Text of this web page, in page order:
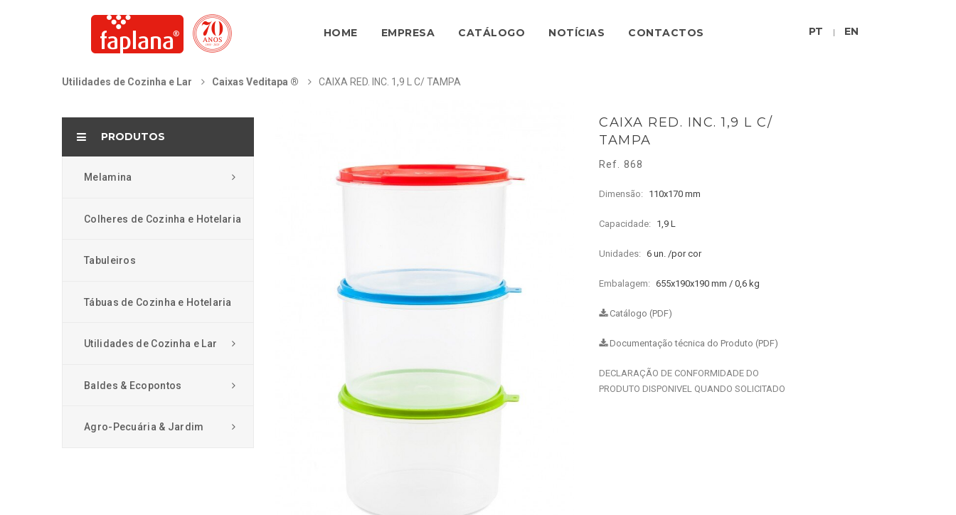
HOME EMPRESA CATÁLOGO NOTÍCIAS CONTACTOS PT | EN
Utilidades de Cozinha e Lar Caixas Veditapa ® CAIXA RED. INC. 1,9 L C/ TAMPA
PRODUTOS
Melamina
Colheres de Cozinha e Hotelaria
Tabuleiros
Tábuas de Cozinha e Hotelaria
Utilidades de Cozinha e Lar
Baldes & Ecopontos
Agro-Pecuária & Jardim
CAIXA RED. INC. 1,9 L C/
TAMPA
Ref. 868
Dimensão: 110x170 mm
Capacidade: 1,9 L
Unidades: 6 un. /por cor
Embalagem: 655x190x190 mm / 0,6 kg
Catálogo (PDF)
Documentação técnica do Produto (PDF)
DECLARAÇÃO DE CONFORMIDADE DO
PRODUTO DISPONIVEL QUANDO SOLICITADO